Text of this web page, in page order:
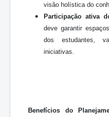
visão holística do
Participação ativa
deve garantir
dos estudantes,
iniciativas.
Benefícios do